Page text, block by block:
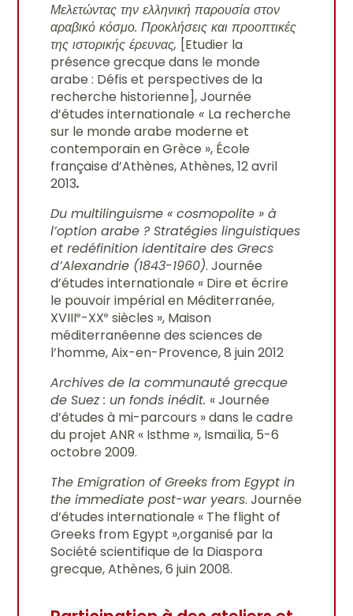
Μελετώντας την ελληνική παρουσία στον
αραβικό κόσμο.Προκλήσεις και προοπτικές
της ιστορικής έρευνας, [Etudier la
présence grecque dans le monde
arabe : Défis et perspectives de la
recherche historienne], Journée
d’études internationale « La recherche
sur le monde arabe moderne et
contemporain en Grèce », École
française d’Athènes, Athènes, 12 avril
2013.
Du multilinguisme « cosmopolite » à
l’option arabe ? Stratégies linguistiques
et redéfinition identitaire des Grecs
d’Alexandrie (1843-1960). Journée
d’études internationale « Dire et écrire
le pouvoir impérial en Méditerranée,
XVIIIe-XXe siècles », Maison
méditerranéenne des sciences de
l’homme, Aix-en-Provence, 8 juin 2012
Archives de la communauté grecque
de Suez : un fonds inédit. « Journée
d’études à mi-parcours » dans le cadre
du projet ANR « Isthme », Ismaïlia, 5-6
octobre 2009.
The Emigration of Greeks from Egypt in
the immediate post-war years. Journée
d’études internationale « The flight of
Greeks from Egypt »,organisé par la
Société scientifique de la Diaspora
grecque, Athènes, 6 juin 2008.